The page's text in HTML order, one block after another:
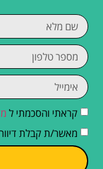
קראתי והסכמתי ל
מאשר/ת קבלת דיוור